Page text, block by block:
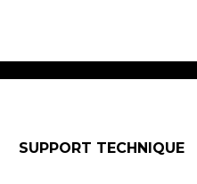
SUPPORT TECHNIQUE